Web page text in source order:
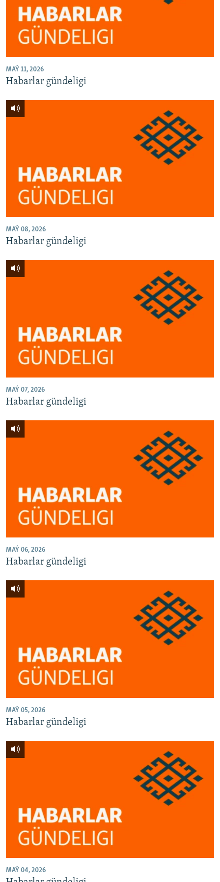
MAÝ 11, 2026
Habarlar gündeligi
MAÝ 08, 2026
Habarlar gündeligi
MAÝ 07, 2026
Habarlar gündeligi
MAÝ 06, 2026
Habarlar gündeligi
MAÝ 05, 2026
Habarlar gündeligi
MAÝ 04, 2026